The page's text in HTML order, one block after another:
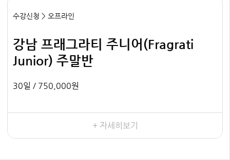
수강신청 > 오프라인
강남 프래그라티 주니어(Fragrati
Junior) 주말반
30일 / 750,000원
+ 자세히보기